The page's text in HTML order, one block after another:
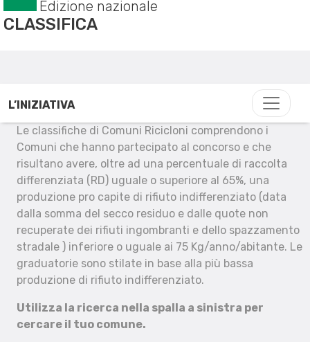
Edizione nazionale
CLASSIFICA
L’INIZIATIVA
Le classifiche di Comuni Ricicloni comprendono i
Comuni che hanno partecipato al concorso e che
risultano avere, oltre ad una percentuale di raccolta
differenziata (RD) uguale o superiore al 65%, una
produzione pro capite di rifiuto indifferenziato (data
dalla somma del secco residuo e dalle quote non
recuperate dei rifiuti ingombranti e dello spazzamento
stradale ) inferiore o uguale ai 75 Kg/anno/abitante. Le
graduatorie sono stilate in base alla più bassa
produzione di rifiuto indifferenziato.
Utilizza la ricerca nella spalla a sinistra per
cercare il tuo comune.